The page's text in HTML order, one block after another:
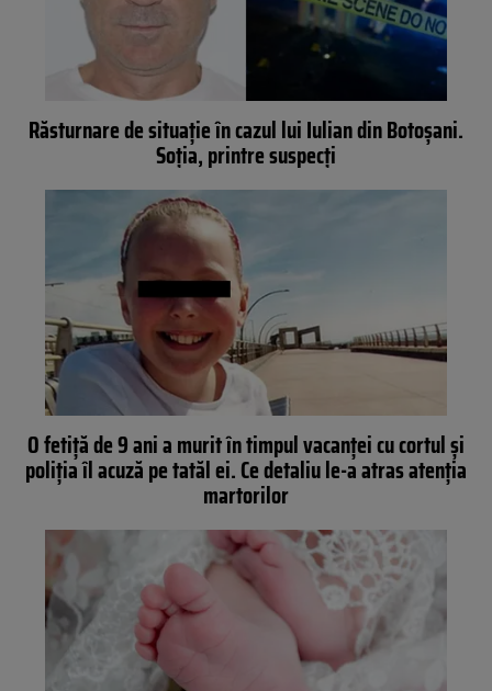
Răsturnare de situație în cazul lui Iulian din Botoșani.
Soția, printre suspecți
O fetiță de 9 ani a murit în timpul vacanței cu cortul și
poliția îl acuză pe tatăl ei. Ce detaliu le-a atras atenția
martorilor